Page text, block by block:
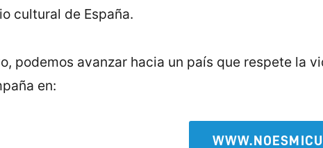
cultural de España.
podemos avanzar hacia un país que respete la
en: